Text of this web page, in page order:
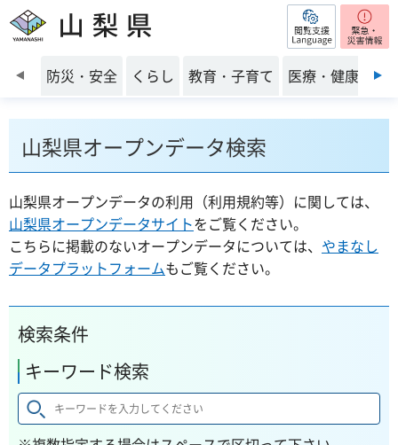
山梨県 閲覧支援
前のスライドを表示
防災・安全 くらし 教育・子育て 医療・健康・福
山梨県オープンデータ検索
山梨県オープンデータの利用（利用規約等）に関しては、
山梨県オープンデータサイトをご覧ください。
こちらに掲載のないオープンデータについては、 やまなし
データプラットフォームもご覧ください。
検索条件
キーワード検索